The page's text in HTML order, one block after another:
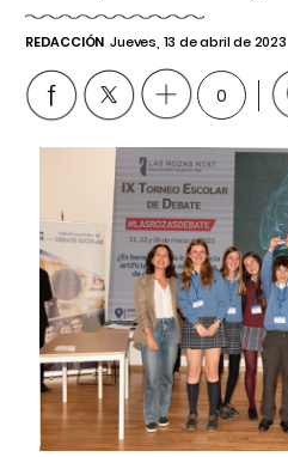
REDACCIÓN Jueves, 13 de abril de 2023
0